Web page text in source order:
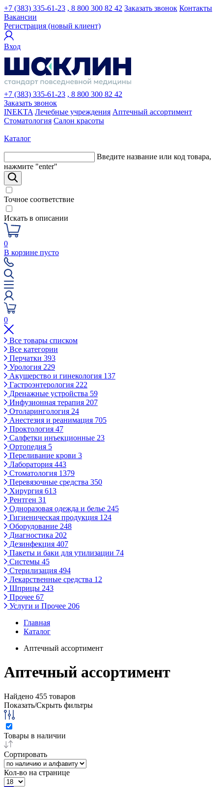
+7 (383) 335-61-23 , 8 800 300 82 42 Заказать звонок Контакты
Вакансии
Регистрация (новый клиент)
Вход
+7 (383) 335-61-23 , 8 800 300 82 42
Заказать звонок
INEKTA Лечебные учреждения Аптечный ассортимент
Стоматология Салон красоты
Каталог
Введите название или код товара,
нажмите "enter"
Точное соответствие
Искать в описании
0
В корзине пусто
0
Все товары списком
Все категории
Перчатки 393
Урология 229
Акушерство и гинекология 137
Гастроэнтерология 222
Дренажные устройства 59
Инфузионная терапия 207
Отоларингология 24
Анестезия и реанимация 705
Проктология 47
Салфетки инъекционные 23
Ортопедия 5
Переливание крови 3
Лаборатория 443
Стоматология 1379
Перевязочные средства 350
Хирургия 613
Рентген 31
Одноразовая одежда и белье 245
Гигиеническая продукция 124
Оборудование 248
Диагностика 202
Дезинфекция 407
Пакеты и баки для утилизации 74
Системы 45
Стерилизация 494
Лекарственные средства 12
Шприцы 243
Прочее 67
Услуги и Прочее 206
Главная
Каталог
Аптечный ассортимент
Аптечный ассортимент
Найдено 455 товаров
Показать/Скрыть фильтры
Товары в наличии
Сортировать
Кол-во на странице